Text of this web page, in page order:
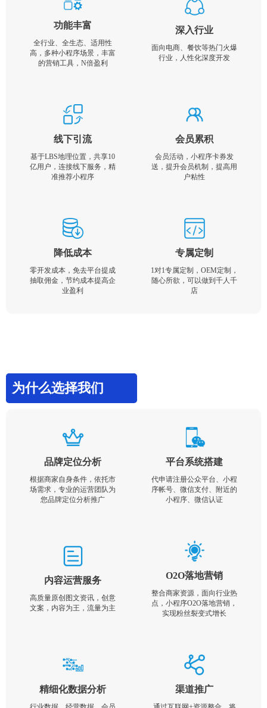
功能丰富
全行业、全生态、适用性
高，多种小程序场景，丰富
的营销工具，N倍盈利
深入行业
面向电商、餐饮等热门火爆
行业，人性化深度开发
线下引流
基于LBS地理位置，共享10
亿用户，连接线下服务，精
准推荐小程序
会员累积
会员活动，小程序卡券发
送，提升会员机制，提高用
户粘性
降低成本
零开发成本，免去平台提成
抽取佣金，节约成本提高企
业盈利
专属定制
1对1专属定制，OEM定制，
随心所欲，可以做到千人千
店
为什么选择我们
品牌定位分析
根据商家自身条件，依托市
场需求，专业的运营团队为
您品牌定位分析推广
平台系统搭建
代申请注册公众平台、小程
序帐号、微信支付、附近的
小程序、微信认证
内容运营服务
高质量原创图文资讯，创意
文案，内容为王，流量为主
O2O落地营销
整合商家资源，面向行业热
点，小程序O2O落地营销，
实现粉丝裂变式增长
精细化数据分析 渠道推广